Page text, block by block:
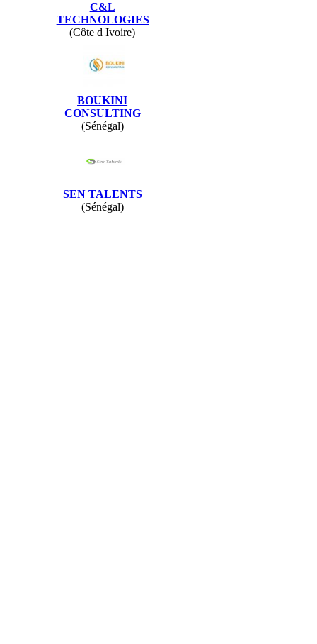
C&L
TECHNOLOGIES
(Côte d Ivoire)
BOUKINI
CONSULTING
(Sénégal)
SEN TALENTS
(Sénégal)